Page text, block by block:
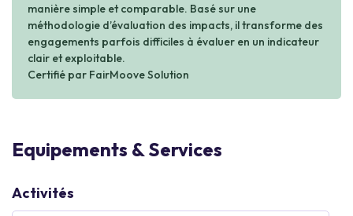
manière simple et comparable. Basé sur une
méthodologie d’évaluation des impacts, il transforme des
engagements parfois difficiles à évaluer en un indicateur
clair et exploitable.
Certifié par FairMoove Solution
Equipements & Services
Activités